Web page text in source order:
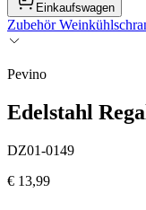
Einkaufswagen
Zubehör
Pevino
Edelstahl
DZ01-0149
€ 13,99